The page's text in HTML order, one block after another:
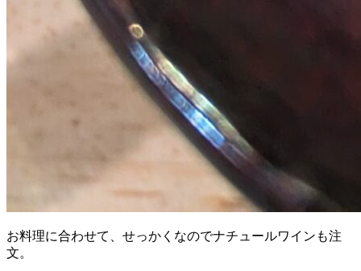
お料理に合わせて、せっかくなのでナチュールワインも注
文。